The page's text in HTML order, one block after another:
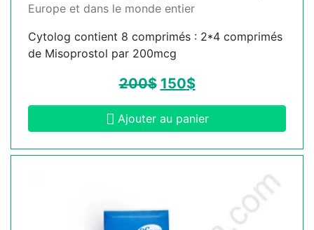
Europe et dans le monde entier
Cytolog contient 8 comprimés : 2*4 comprimés
de Misoprostol par 200mcg
200$ 150$
Ajouter au panier